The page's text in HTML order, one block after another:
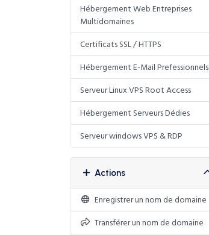
Hébergement Web Entreprises
Multidomaines
Certificats SSL / HTTPS
Hébergement E-Mail Prefessionnels
Serveur Linux VPS Root Access
Hébergement Serveurs Dédies
Serveur windows VPS & RDP
Actions
Enregistrer un nom de domaine
Transférer un nom de domaine